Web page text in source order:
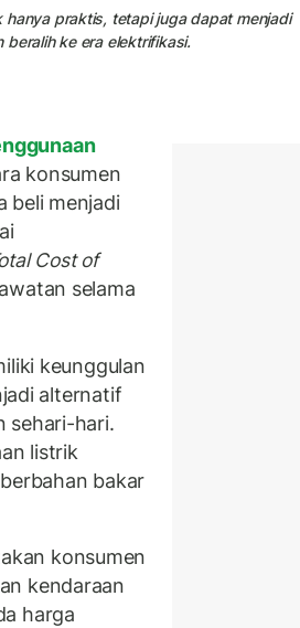
praktis, tetapi juga dapat menjadi
ke era elektrifikasi.
konsumen
beli menjadi
Cost of
selama
keunggulan
alternatif
sehari-hari.
listrik
bakar
konsumen
kendaraan
harga